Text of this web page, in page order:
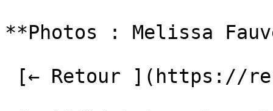
**Photos : Melissa